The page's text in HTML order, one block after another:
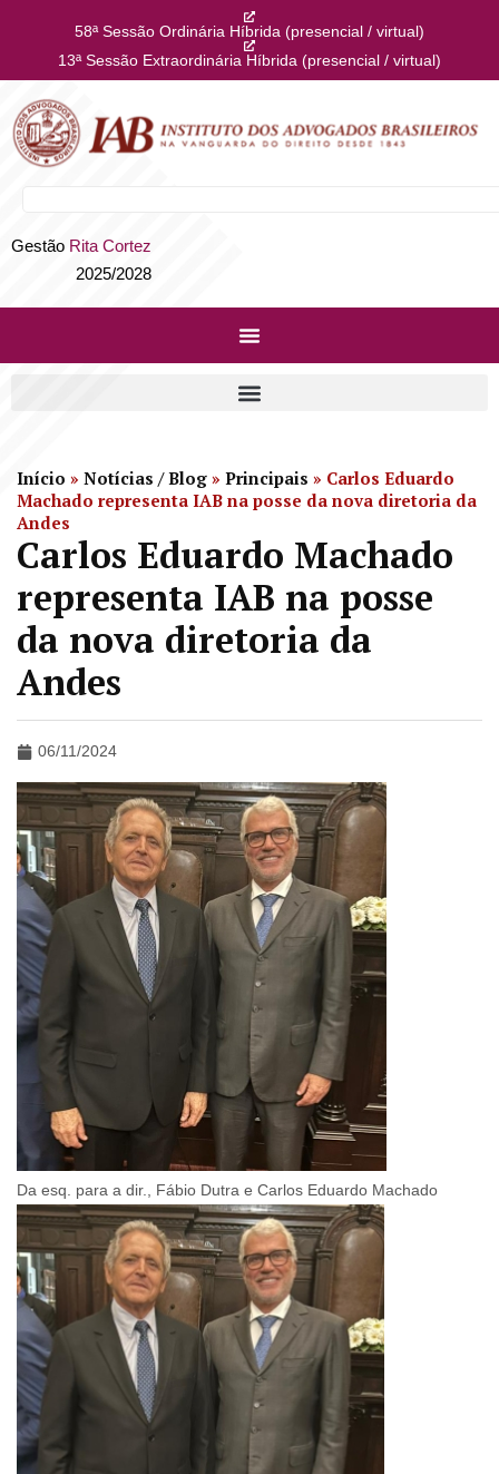
58ª Sessão Ordinária Híbrida (presencial / virtual)
13ª Sessão Extraordinária Híbrida (presencial / virtual)
Gestão Rita Cortez
2025/2028
Início » Notícias / Blog » Principais » Carlos Eduardo
Machado representa IAB na posse da nova diretoria da
Andes
Carlos Eduardo Machado
representa IAB na posse
da nova diretoria da
Andes
06/11/2024
Da esq. para a dir., Fábio Dutra e Carlos Eduardo Machado